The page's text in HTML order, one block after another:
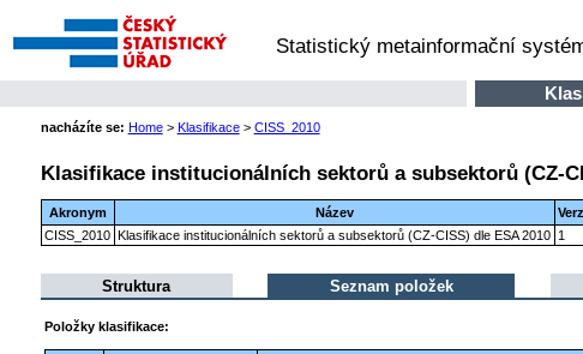
Statistický metainformační
nacházíte se: Home> Klasifikace> CISS_2010
Klasifikace institucionálních sektorů a subsektorů (CZ-
Akronym Název
CISS_2010 Klasifikace institucionálních sektorů a subsektorů (CZ-CISS) dle ESA 2010 1
Struktura Seznam položek
Položky klasifikace: